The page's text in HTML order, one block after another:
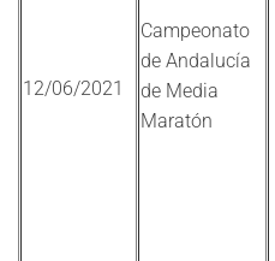
12/06/2021
Campeonato
de Andalucía
de Media
Maratón